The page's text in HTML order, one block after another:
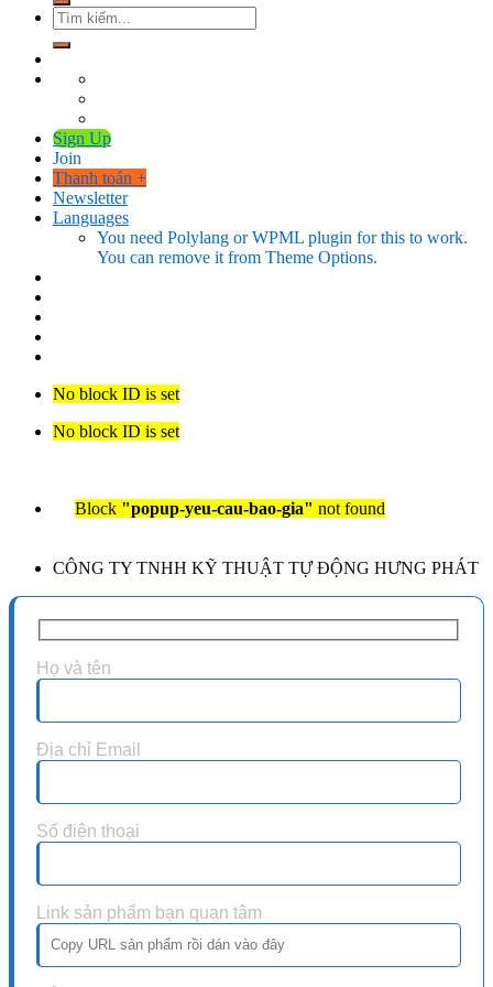
Tìm
kiếm:
Sign Up
Join
Thanh toán +
Newsletter
Languages
You need Polylang or WPML plugin for this to work.
You can remove it from Theme Options.
No block ID is set
No block ID is set
Block "popup-yeu-cau-bao-gia" not found
CÔNG TY TNHH KỸ THUẬT TỰ ĐỘNG HƯNG PHÁT
Họ và tên
Địa chỉ Email
Số điện thoại
Link sản phẩm bạn quan tâm